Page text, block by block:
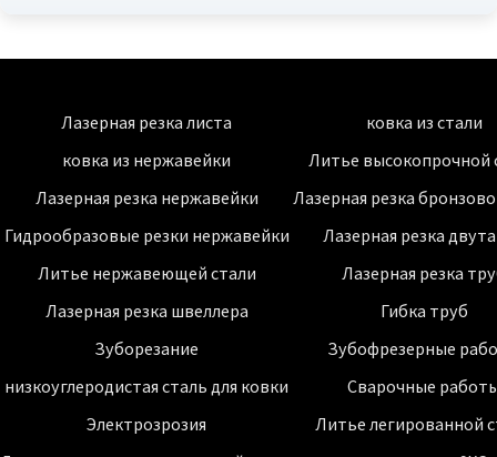
Лазерная резка листа
ковка из нержавейки
Лазерная резка нержавейки
Гидрообразовые резки нержавейки
Литье нержавеющей стали
Лазерная резка швеллера
Зуборезание
низкоуглеродистая сталь для ковки
Электрозрозия
ковка из стали
Литье высокопрочной
Лазерная резка
Лазерная резка
Лазерная резка
Гибка труб
Зубофрезерные
Сварочные
Литье легированной